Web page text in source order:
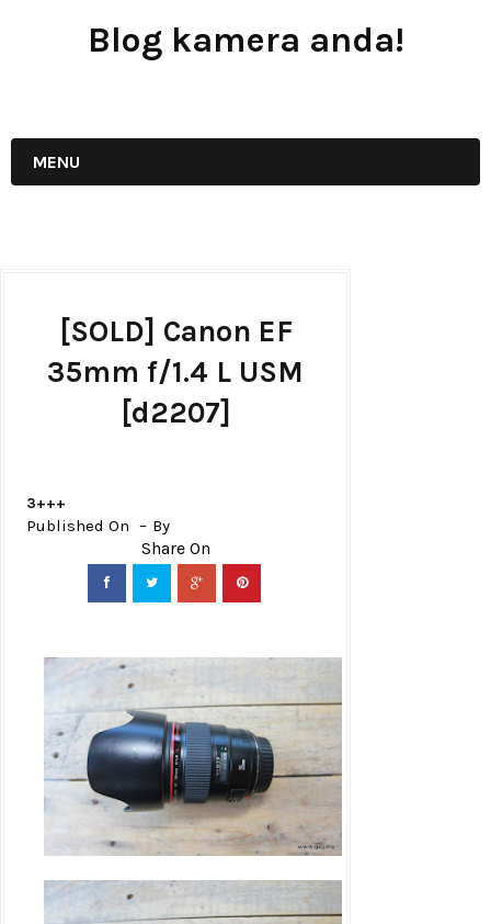
Blog kamera anda!
MENU
[SOLD] Canon EF
35mm f/1.4 L USM
[d2207]
3+++
Published On By